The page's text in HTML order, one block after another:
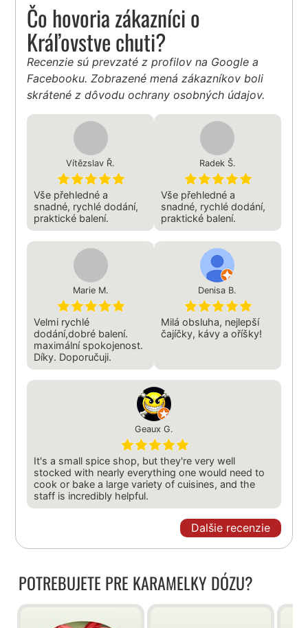
Čo hovoria zákazníci o
Kráľovstve chuti?
Recenzie sú prevzaté z profilov na Google a
Facebooku. Zobrazené mená zákazníkov boli
skrátené z dôvodu ochrany osobných údajov.
Vítězslav Ř.
Vše přehledné a
snadné, rychlé dodání,
praktické balení.
Radek Š.
Vše přehledné a
snadné, rychlé dodání,
praktické balení.
Marie M.
Velmi rychlé
dodání,dobré balení.
maximální spokojenost.
Díky. Doporučuji.
Denisa B.
Milá obsluha, nejlepší
čajíčky, kávy a oříšky!
Geaux G.
It's a small spice shop, but they're very well
stocked with nearly everything one would need to
cook or bake a large variety of cuisines, and the
staff is incredibly helpful.
Dalšie recenzie
POTREBUJETE PRE KARAMELKY DÓZU?